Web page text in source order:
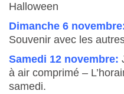
Halloween
Dimanche 6
Souvenir avec les
Samedi 12 novembre:
à air comprimé –
samedi.